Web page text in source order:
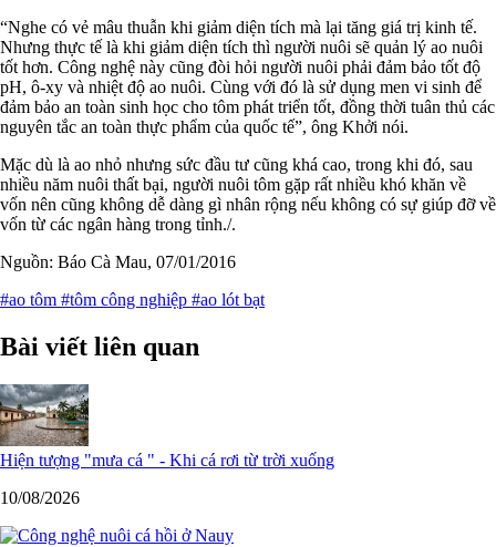
“Nghe có vẻ mâu thuẫn khi giảm diện tích mà lại tăng giá trị kinh tế.
Nhưng thực tế là khi giảm diện tích thì người nuôi sẽ quản lý ao nuôi
tốt hơn. Công nghệ này cũng đòi hỏi người nuôi phải đảm bảo tốt độ
pH, ô-xy và nhiệt độ ao nuôi. Cùng với đó là sử dụng men vi sinh để
đảm bảo an toàn sinh học cho tôm phát triển tốt, đồng thời tuân thủ các
nguyên tắc an toàn thực phẩm của quốc tế”, ông Khởi nói.
Mặc dù là ao nhỏ nhưng sức đầu tư cũng khá cao, trong khi đó, sau
nhiều năm nuôi thất bại, người nuôi tôm gặp rất nhiều khó khăn về
vốn nên cũng không dễ dàng gì nhân rộng nếu không có sự giúp đỡ về
vốn từ các ngân hàng trong tỉnh./.
Nguồn: Báo Cà Mau, 07/01/2016
#ao tôm #tôm công nghiệp #ao lót bạt
Bài viết liên quan
Hiện tượng "mưa cá " - Khi cá rơi từ trời xuống
10/08/2026